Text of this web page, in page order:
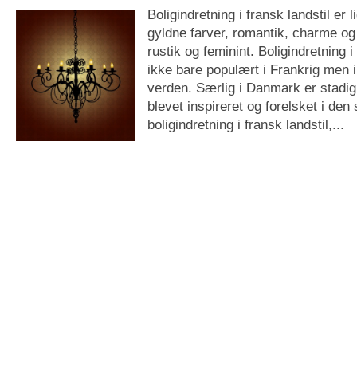
Boligindretning i fransk landstil er
gyldne farver, romantik, charme
rustik og feminint. Boligindretning
ikke bare populært i Frankrig men
verden. Særlig i Danmark er
blevet inspireret og forelsket i den
boligindretning i fransk landstil,...